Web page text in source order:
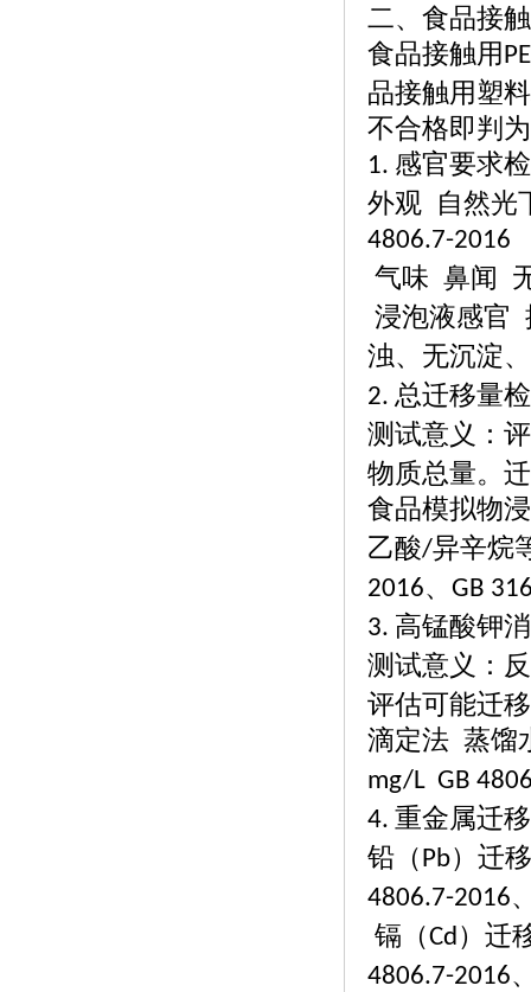
二、食品接
食品接触用PE
品接触用塑
不合格即判
1. 感官要求
外观 自然光
4806.7-2016
气味 鼻闻
浸泡液感官
浊、无沉淀
2. 总迁移量
测试意义：
物质总量。
食品模拟物
乙酸/异辛烷
2016、 GB
3. 高锰酸钾
测试意义：
评估可能迁
滴定法 蒸馏
mg/L GB
4. 重金属迁
铅（Pb）迁
4806.7-2016
镉（Cd）迁
4806.7-2016